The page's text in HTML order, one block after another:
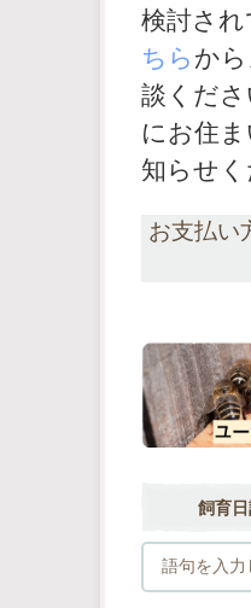
検討され
ちら か
談くだ
にお住
知らせく
お支払い
飼育